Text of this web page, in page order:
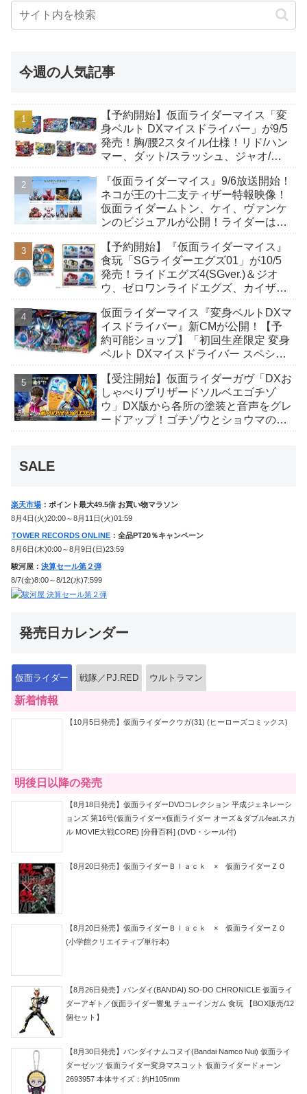
今週の人気記事
【予約開始】仮面ライダーマイス「変
身ベルト DXマイスドライバー」が9/5
発売！胸/腰2スタイル仕様！リド/ハン
マー、ダット/スラッシュ、ジャオ/バ
も！
『仮面ライダーマイス』9/6放送開始！
ネコが王の十二支ティザー特報映像！
仮面ライダームトン、ケイ、ヴァンケ
ンのビジュアルが公開！ライダーは子
【予約開始】『仮面ライダーマイス』
食玩「SGライダーエグズ01」が10/5
発売！ライドエグズ4(SGver.)＆ジオ
ウ、ゼロワンライドエグズ、カイザ、
仮面ライダーマイス『変身ベルトDXマ
イスドライバー』新CMが公開！【予
約可能ショップ】「初回生産限定 変身
ベルト DXマイスドライバー スペシャ
【受注開始】仮面ライダーガヴ「DXお
しゃべりブリザードソルベエゴチゾ
ウ」DX版から各所の塗装と音声をグレ
ードアップ！ゴチゾウとショウマのボ
SALE
楽天市場 ：ポイント最大49.5倍 お買い物マラソン
8月4日(火)20:00～8月11日(火)01:59
TOWER RECORDS ONLINE ：全品PT20％キャンペーン
8月6日(木)0:00～8月9日(日)23:59
駿河屋： 決算セール第２弾
8/7(金)8:00～8/12(水)7:599
発売日カレンダー
仮面ライダー 戦隊／PJ.RED ウルトラマン
新着情報
【10月5日発売】仮面ライダークウガ(31) (ヒーローズコミックス)
明後日以降の発売
【8月18日発売】仮面ライダーDVDコレクション 平成ジェネレーシ
ョンズ 第16号(仮面ライダー×仮面ライダー オーズ＆ダブルfeat.スカ
ル MOVIE大戦CORE) [分冊百科] (DVD・シール付)
【8月20日発売】仮面ライダーＢｌａｃｋ × 仮面ライダーＺＯ
【8月20日発売】仮面ライダーＢｌａｃｋ × 仮面ライダーＺＯ
(小学館クリエイティブ単行本)
【8月26日発売】バンダイ(BANDAI) SO-DO CHRONICLE 仮面ライ
ダーアギト／仮面ライダー響鬼 チューインガム 食玩 【BOX販売/12
個セット】
【8月30日発売】バンダイナムコヌイ(Bandai Namco Nui) 仮面ライ
ダーゼッツ 仮面ライダー変身マスコット 仮面ライダードォーン
2693957 本体サイズ：約H105mm